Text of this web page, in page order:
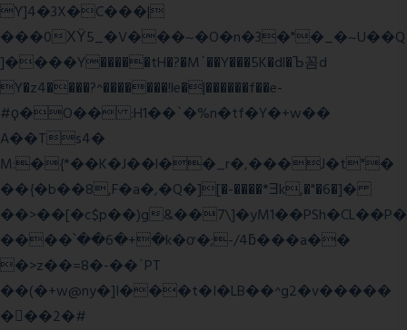
Y]4�3X�C���|
���0ХΫ5_�V���~�O�n�3�"�_�~U��Q
]����Y�����tH�?�M`��Y���5K�dl�Ъ꼼d
Y�z4����?^�������!le�|������f��e-
#ϙ�O�� :H1��`�%n�tf�Y�+w��
A��Ts4�
M:�{*��K�J��l��_r�,���J�t"�
��{�b��8,F�a�,�Q�][�-����*Ǝk,�"�6�]�
��>��[�c$p��)g&��7\]�yM1��PSh�CL��P�
����՝��6�+�k�ơ�;-/4ƃ���a��
�>z��=8�-��`PT
��(�+w@ny�]I���t�I�LB��^g2�v�����
��ٕ�2�#